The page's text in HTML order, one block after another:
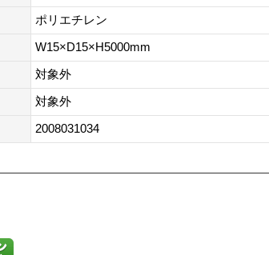
ポリエチレン
W15×D15×H5000mm
対象外
対象外
2008031034